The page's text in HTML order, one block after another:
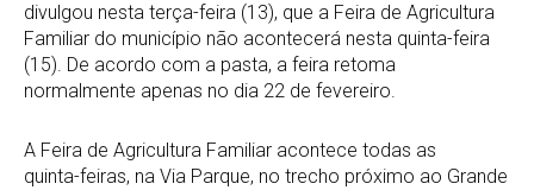
divulgou nesta terça-feira (13), que a Feira de Agricultura
Familiar do município não acontecerá nesta quinta-feira
(15). De acordo com a pasta, a feira retoma
normalmente apenas no dia 22 de fevereiro.
A Feira de Agricultura Familiar acontece todas as
quinta-feiras, na Via Parque, no trecho próximo ao Grande